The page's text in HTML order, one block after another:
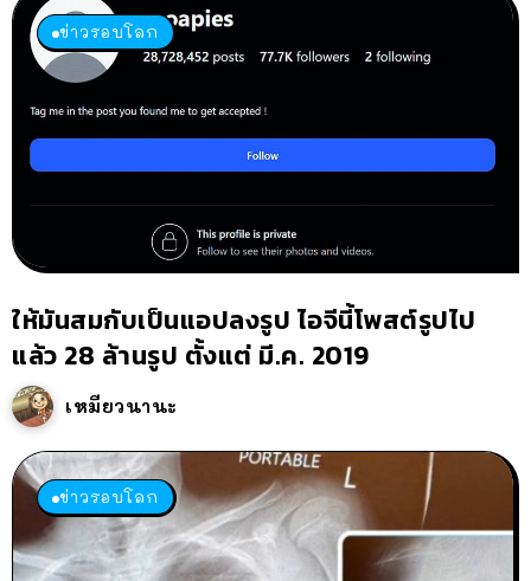
ข่าวรอบโลก
ให้มันสมกับเป็นแอปลงรูป ไอจีนี้โพสต์รูปไป
แล้ว 28 ล้านรูป ตั้งแต่ มี.ค. 2019
เหมียวนานะ
ข่าวรอบโลก